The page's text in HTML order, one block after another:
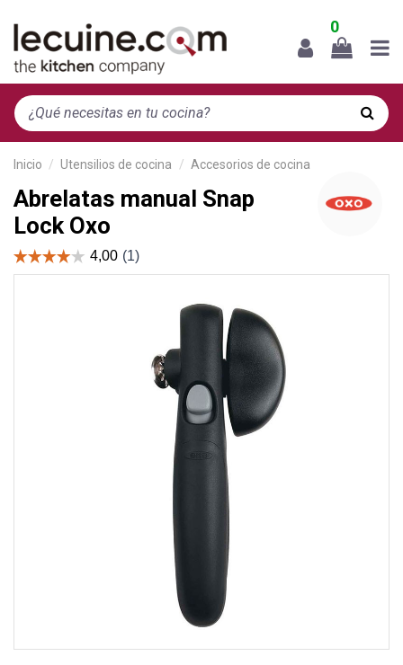
0
Inicio Utensilios de cocina Accesorios de cocina
Abrelatas manual Snap
Lock Oxo